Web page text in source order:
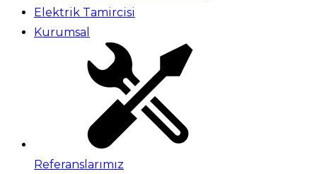
Elektrik Tamircisi
Kurumsal
Referanslarımız